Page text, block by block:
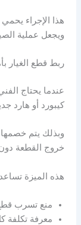
هذا الإجراء
ويجعل عملية
ربط قطع الغيار
عندما يحتاج
كيبورد أو هارد
وبذلك يتم خصمها
خروج القطعة
هذه الميزة
منع تسرب قطع
معرفة تكلفة